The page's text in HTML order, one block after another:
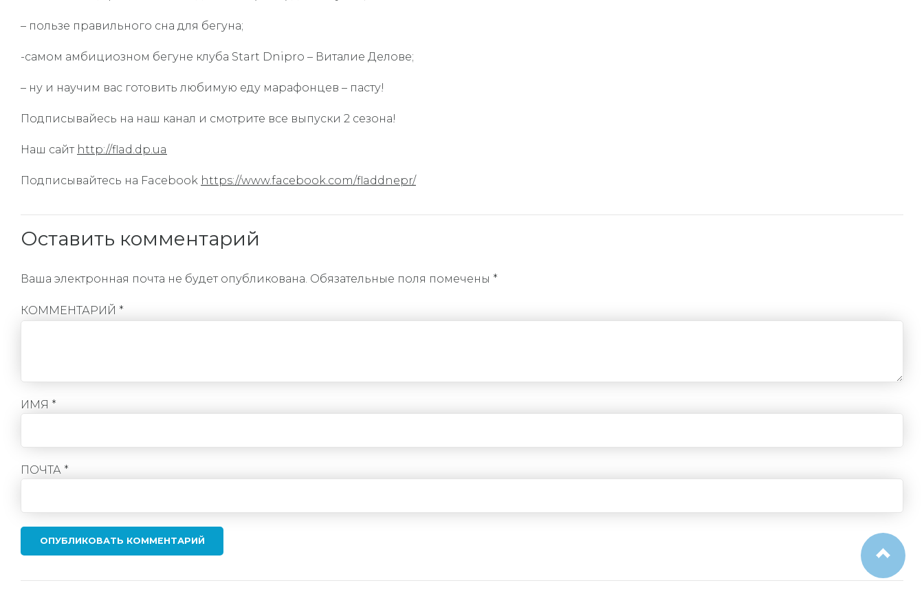
– пользе правильного сна для бегуна;
-самом амбициозном бегуне клуба Start Dnipro – Виталие Делове;
– ну и научим вас готовить любимую еду марафонцев – пасту!
Подписывайесь на наш канал и смотрите все выпуски 2 сезона!
Наш сайт http://flad.dp.ua
Подписывайтесь на Facebook https://www.facebook.com/fladdnepr/
Оставить комментарий
Ваша электронная почта не будет опубликована. Обязательные поля помечены *
КОММЕНТАРИЙ *
ИМЯ *
ПОЧТА *
ОПУБЛИКОВАТЬ КОММЕНТАРИЙ